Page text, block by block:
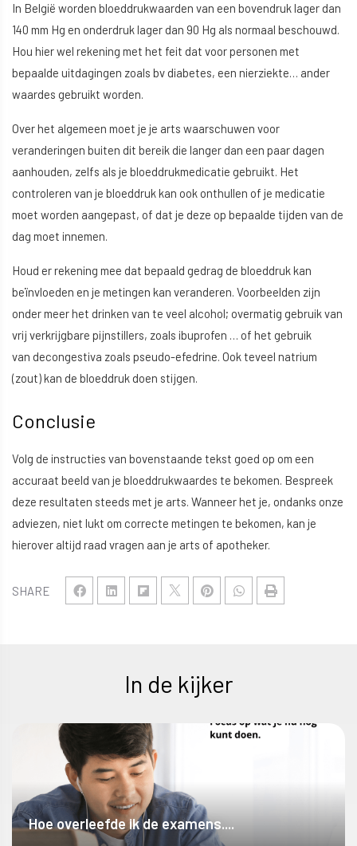
SHARE
In België worden bloeddrukwaarden van een bovendruk lager dan
140 mm Hg en onderdruk lager dan 90 Hg als normaal beschouwd.
Hou hier wel rekening met het feit dat voor personen met
bepaalde uitdagingen zoals bv diabetes, een nierziekte… ander
waardes gebruikt worden.
Over het algemeen moet je je arts waarschuwen voor
veranderingen buiten dit bereik die langer dan een paar dagen
aanhouden, zelfs als je bloeddrukmedicatie gebruikt. Het
controleren van je bloeddruk kan ook onthullen of je medicatie
moet worden aangepast, of dat je deze op bepaalde tijden van de
dag moet innemen.
Houd er rekening mee dat bepaald gedrag de bloeddruk kan
beïnvloeden en je metingen kan veranderen. Voorbeelden zijn
onder meer het drinken van te veel alcohol; overmatig gebruik van
vrij verkrijgbare pijnstillers, zoals ibuprofen … of het gebruik
van decongestiva zoals pseudo-efedrine. Ook teveel natrium
(zout) kan de bloeddruk doen stijgen.
Conclusie
Volg de instructies van bovenstaande tekst goed op om een
accuraat beeld van je bloeddrukwaardes te bekomen. Bespreek
deze resultaten steeds met je arts. Wanneer het je, ondanks onze
adviezen, niet lukt om correcte metingen te bekomen, kan je
hierover altijd raad vragen aan je arts of apotheker.
In de kijker
Hoe overleefde ik de examens....